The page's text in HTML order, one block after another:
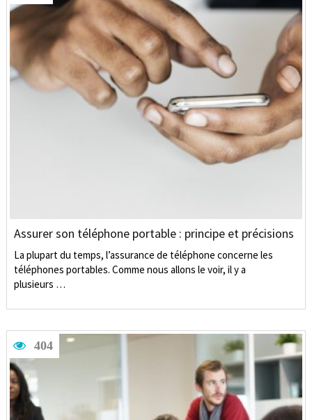
Assurer son téléphone portable : principe et précisions
La plupart du temps, l’assurance de téléphone concerne les
téléphones portables. Comme nous allons le voir, il y a
plusieurs …
404